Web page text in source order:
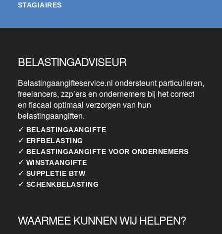
STAGIAIRES
BELASTINGADVISEUR
Belastingaangifteservice.nl ondersteunt particulieren,
freelancers, zzp’ers en ondernemers bij het correct
en fiscaal optimaal verzorgen van hun
belastingaangiften.
✓ BELASTINGAANGIFTE
✓ ERFBELASTING
✓ BELASTINGAANGIFTE VOOR ONDERNEMERS
✓ WINSTAANGIFTE
✓ SUPPLETIE BTW
✓ SCHENKBELASTING
WAARMEE KUNNEN WIJ HELPEN?